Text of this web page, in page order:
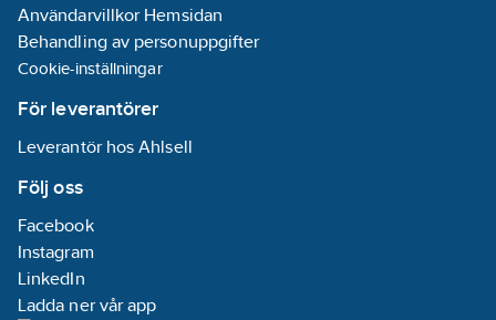
Användarvillkor Hemsidan
Behandling av personuppgifter
Cookie-inställningar
För leverantörer
Leverantör hos Ahlsell
Följ oss
Facebook
Instagram
LinkedIn
Ladda ner vår app